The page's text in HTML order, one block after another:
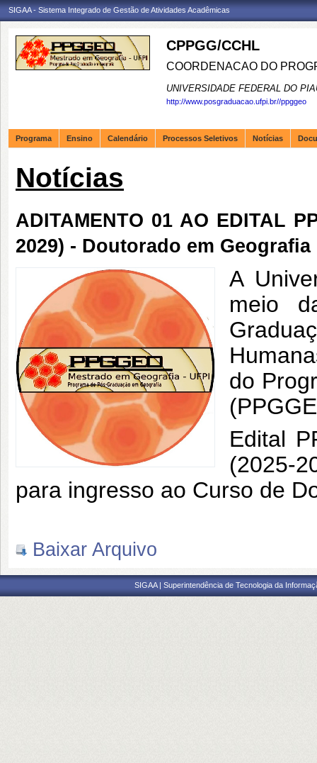
SIGAA - Sistema Integrado de Gestão de Atividades Acadêmicas
CPPGG/CCHL
COORDENACAO DO
UNIVERSIDADE FEDERAL DO
http://www.posgraduacao.ufpi.br//ppggeo
Programa Ensino Calendário Processos Seletivos Notícias
Notícias
ADITAMENTO 01 AO EDITAL
2029) - Doutorado em Geografia
A
meio
do
Edital
(2025-
para ingresso ao Curso de
Baixar Arquivo
SIGAA | Superintendência de Tecnologia da